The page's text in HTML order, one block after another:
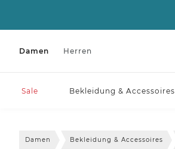
Damen Herren
Sale Bekleidung & Accessoires
Damen Bekleidung & Accessoires